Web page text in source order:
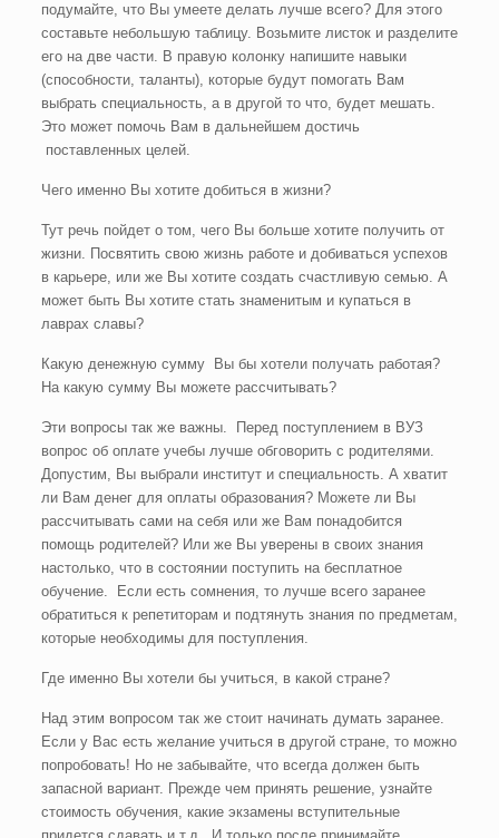
подумайте, что Вы умеете делать лучше всего? Для этого
составьте небольшую таблицу. Возьмите листок и разделите
его на две части. В правую колонку напишите навыки
(способности, таланты), которые будут помогать Вам
выбрать специальность, а в другой то что, будет мешать.
Это может помочь Вам в дальнейшем достичь
поставленных целей.
Чего именно Вы хотите добиться в жизни?
Тут речь пойдет о том, чего Вы больше хотите получить от
жизни. Посвятить свою жизнь работе и добиваться успехов
в карьере, или же Вы хотите создать счастливую семью. А
может быть Вы хотите стать знаменитым и купаться в
лаврах славы?
Какую денежную сумму Вы бы хотели получать работая?
На какую сумму Вы можете рассчитывать?
Эти вопросы так же важны. Перед поступлением в ВУЗ
вопрос об оплате учебы лучше обговорить с родителями.
Допустим, Вы выбрали институт и специальность. А хватит
ли Вам денег для оплаты образования? Можете ли Вы
рассчитывать сами на себя или же Вам понадобится
помощь родителей? Или же Вы уверены в своих знания
настолько, что в состоянии поступить на бесплатное
обучение. Если есть сомнения, то лучше всего заранее
обратиться к репетиторам и подтянуть знания по предметам,
которые необходимы для поступления.
Где именно Вы хотели бы учиться, в какой стране?
Над этим вопросом так же стоит начинать думать заранее.
Если у Вас есть желание учиться в другой стране, то можно
попробовать! Но не забывайте, что всегда должен быть
запасной вариант. Прежде чем принять решение, узнайте
стоимость обучения, какие экзамены вступительные